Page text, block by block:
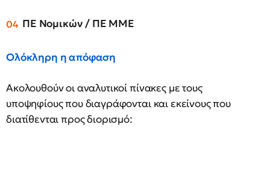
ΠΕ Νομικών / ΠΕ ΜΜΕ
Ολόκληρη η απόφαση
Ακολουθούν οι αναλυτικοί πίνακες με τους
υποψηφίους που διαγράφονται και εκείνους που
διατίθενται προς διορισμό: